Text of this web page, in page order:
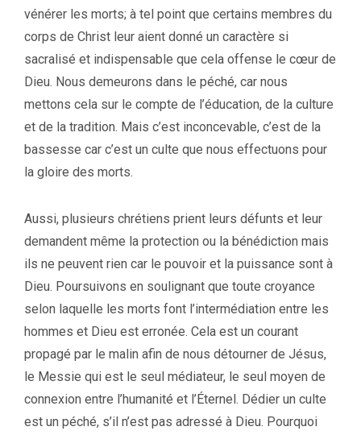
vénérer les morts; à tel point que certains membres du
corps de Christ leur aient donné un caractère si
sacralisé et indispensable que cela offense le cœur de
Dieu. Nous demeurons dans le péché, car nous
mettons cela sur le compte de l’éducation, de la culture
et de la tradition. Mais c’est inconcevable, c’est de la
bassesse car c’est un culte que nous effectuons pour
la gloire des morts.
Aussi, plusieurs chrétiens prient leurs défunts et leur
demandent même la protection ou la bénédiction mais
ils ne peuvent rien car le pouvoir et la puissance sont à
Dieu. Poursuivons en soulignant que toute croyance
selon laquelle les morts font l’intermédiation entre les
hommes et Dieu est erronée. Cela est un courant
propagé par le malin afin de nous détourner de Jésus,
le Messie qui est le seul médiateur, le seul moyen de
connexion entre l’humanité et l’Éternel. Dédier un culte
est un péché, s’il n’est pas adressé à Dieu. Pourquoi